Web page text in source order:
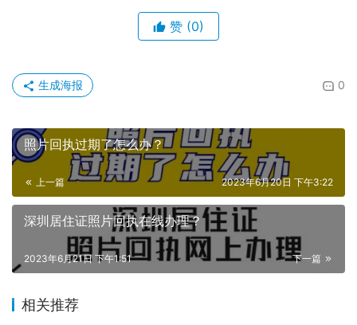
赞 (0)
0
生成海报
照片回执过期了怎么办？
上一篇 2023年6月20日 下午3:22
深圳居住证照片回执在线办理？
下一篇
2023年6月21日 下午1:51
相关推荐